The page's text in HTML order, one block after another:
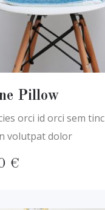
Pillow
orci id orci sem tinc
volutpat dolor
€